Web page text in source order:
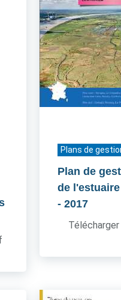
Plans de
Plan de
de
- 2017